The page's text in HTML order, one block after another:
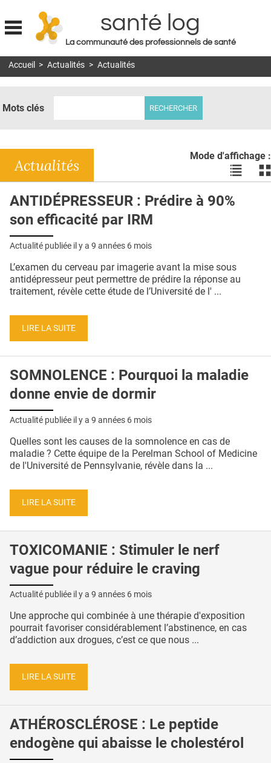
Jump to navigation
santé log
La communauté des professionnels de santé
MON COMPTE
DOSSIERS
RÉSEAUX
E-REVUE SAD
QUI SOMMES-NOUS ?
CONDITIONS GÉNÉRALES
CRÉDITS
Accueil > Actualités > Actualités
Mots clés
Mode d'affichage :
Voir
les
en
les
Actualités
ANTIDÉPRESSEUR : Prédire à 90%
son efficacité par IRM
Actualité publiée il y a 9 années 6 mois
L’examen du cerveau par imagerie avant la mise sous
antidépresseur peut permettre de prédire la réponse au
traitement, révèle cette étude de l’Université de l' ...
LIRE LA SUITE
SOMNOLENCE : Pourquoi la maladie
donne envie de dormir
Actualité publiée il y a 9 années 6 mois
Quelles sont les causes de la somnolence en cas de
maladie ? Cette équipe de la Perelman School of Medicine
de l'Université de Pennsylvanie, révèle dans la ...
LIRE LA SUITE
TOXICOMANIE : Stimuler le nerf
vague pour réduire le craving
Actualité publiée il y a 9 années 6 mois
Une approche qui combinée à une thérapie d'exposition
pourrait favoriser considérablement l’abstinence, en cas
d’addiction aux drogues, c’est ce que nous ...
LIRE LA SUITE
ATHÉROSCLÉROSE : Le peptide
endogène qui abaisse le cholestérol